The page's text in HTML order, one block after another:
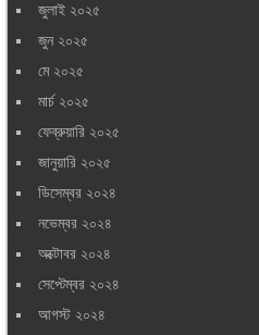
জুলাই ২০২৫
জুন ২০২৫
মে ২০২৫
মার্চ ২০২৫
ফেব্রুয়ারি ২০২৫
জানুয়ারি ২০২৫
ডিসেম্বর ২০২৪
নভেম্বর ২০২৪
অক্টোবর ২০২৪
সেপ্টেম্বর ২০২৪
আগস্ট ২০২৪